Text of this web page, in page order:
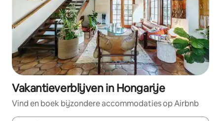
Vakantieverblijven in Hongarije
Vind en boek bijzondere accommodaties op Airbnb